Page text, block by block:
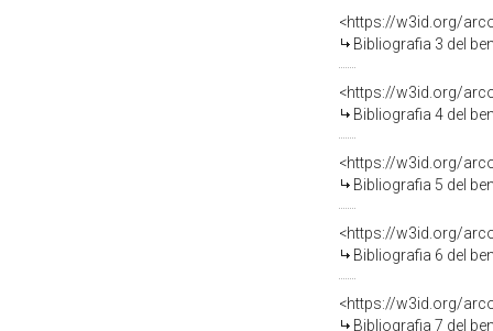
<https://w3id.org/
Bibliografia 3 del
<https://w3id.org/
Bibliografia 4 del
<https://w3id.org/
Bibliografia 5 del
<https://w3id.org/
Bibliografia 6 del
<https://w3id.org/
Bibliografia 7 del